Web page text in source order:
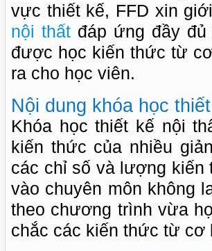
vực thiết kế, FFD xin
nội thấtđáp ứng đầy đủ
được học kiến thức từ
ra cho học viên.
Nội dung khóa học
Khóa học thiết kế nội
kiến thức của nhiều
các chỉ số và lượng kiến
vào chuyên môn không
theo chương trình vừa
chắc các kiến thức từ cơ